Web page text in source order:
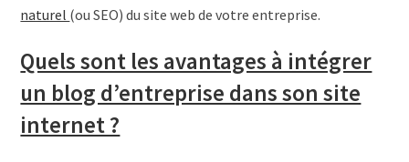
naturel (ou SEO) du site web de votre entreprise.
Quels sont les avantages à intégrer
un blog d’entreprise dans son site
internet ?